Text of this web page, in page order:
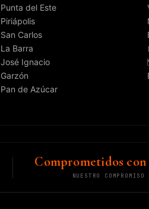
Punta del Este
Piriápolis
San Carlos
La Barra
José Ignacio
Garzón
Pan de Azúcar
Comprometidos
NUESTRO COMPROMISO